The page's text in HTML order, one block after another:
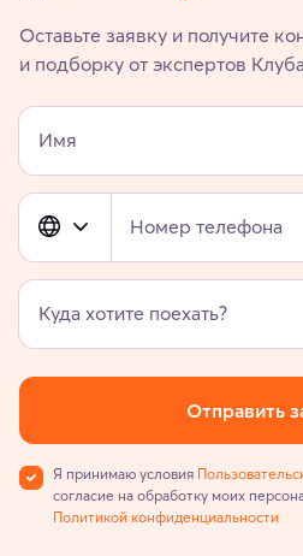
Оставьте заявку и получите
и подборку от экспертов
Имя
Номер телефона
Куда хотите поехать?
Отправить
Я принимаю условия
согласие на обработку моих
Политикой конфиденциальности